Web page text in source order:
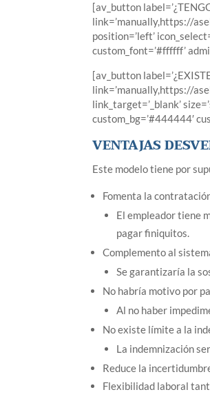
[av_button
link=’manually,https://
position=’left’
custom_font=’#ffffff’
[av_button
link=’manually,https://
link_target=’_blank’
custom_bg=’#444444′
VENTAJAS
Este modelo tiene por
Fomenta la
El empleador tiene
pagar finiquitos.
Complemento al
Se garantizaría la
No habría motivo por
Al no haber
No existe límite a la
La indemnización
Reduce la
Flexibilidad laboral